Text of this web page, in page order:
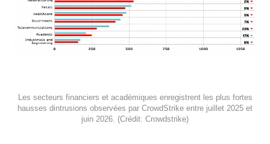
Les secteurs financiers et académiques enregistrent les plus fortes
hausses dintrusions observées par CrowdStrike entre juillet 2025 et
juin 2026. (Crédit: Crowdstrike)